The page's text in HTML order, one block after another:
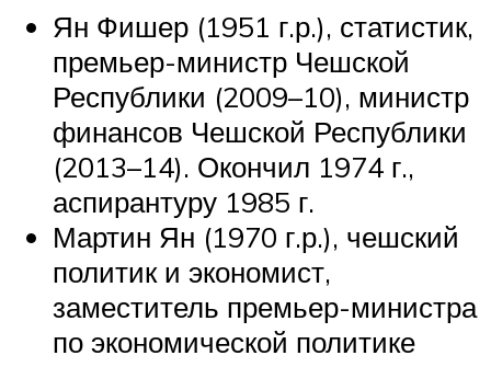
Ян Фишер (1951 г.р.), статистик,
премьер-министр Чешской
Республики (2009–10), министр
финансов Чешской Республики
(2013–14). Окончил 1974 г.,
аспирантуру 1985 г.
Мартин Ян (1970 г.р.), чешский
политик и экономист,
заместитель премьер-министра
по экономической политике